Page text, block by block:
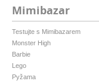
Mimibazar
Testujte s Mimibazarem
Monster High
Barbie
Lego
Pyžama